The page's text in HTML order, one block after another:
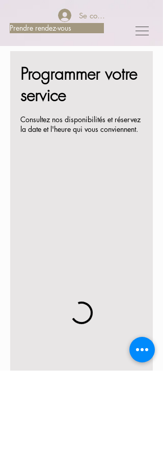
Prendre rendez-vous
Se connecter
Programmer votre
service
Consultez nos disponibilités et réservez
la date et l'heure qui vous conviennent.